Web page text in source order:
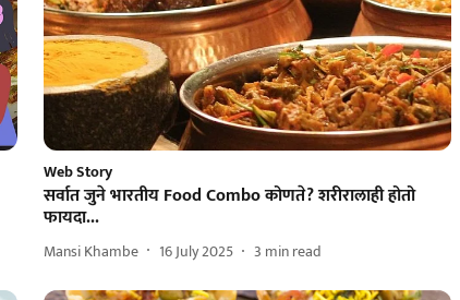
Web Story
सर्वात जुने भारतीय Food Combo कोणते? शरीरालाही होतो
फायदा...
Mansi Khambe 16 July 2025 3 min read